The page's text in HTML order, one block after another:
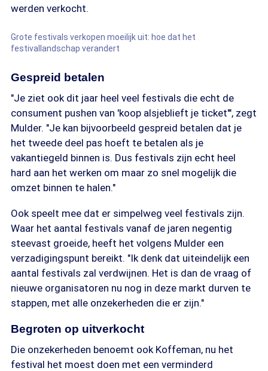
werden verkocht.
Grote festivals verkopen moeilijk uit: hoe dat het
festivallandschap verandert
Gespreid betalen
"Je ziet ook dit jaar heel veel festivals die echt de
consument pushen van 'koop alsjeblieft je ticket'", zegt
Mulder. "Je kan bijvoorbeeld gespreid betalen dat je
het tweede deel pas hoeft te betalen als je
vakantiegeld binnen is. Dus festivals zijn echt heel
hard aan het werken om maar zo snel mogelijk die
omzet binnen te halen."
Ook speelt mee dat er simpelweg veel festivals zijn.
Waar het aantal festivals vanaf de jaren negentig
steevast groeide, heeft het volgens Mulder een
verzadigingspunt bereikt. "Ik denk dat uiteindelijk een
aantal festivals zal verdwijnen. Het is dan de vraag of
nieuwe organisatoren nu nog in deze markt durven te
stappen, met alle onzekerheden die er zijn."
Begroten op uitverkocht
Die onzekerheden benoemt ook Koffeman, nu het
festival het moest doen met een verminderd